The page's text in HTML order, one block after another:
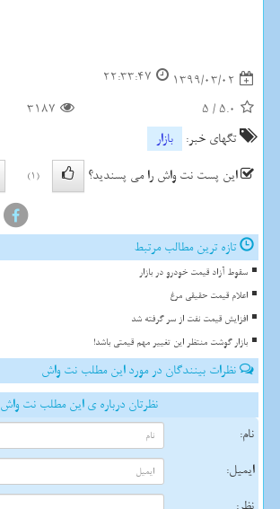
1399/03/02
22:33:47
5.0
/
5
3187
تگهای خبر:
بازار
این پست نت واش را می پسندید؟
(1)
تازه ترین مطالب مرتبط
سقوط آزاد قیمت خودرو در بازار
اعلام قیمت حقیقی مرغ
افزایش قیمت نفت از سر گرفته شد
بازار گوشت منتظر این تغییر مهم قیمتی باشد!
نظرات بینندگان در مورد این مطلب نت واش
نظرتان درباره ی این مطلب نت واش
نام:
ایمیل: